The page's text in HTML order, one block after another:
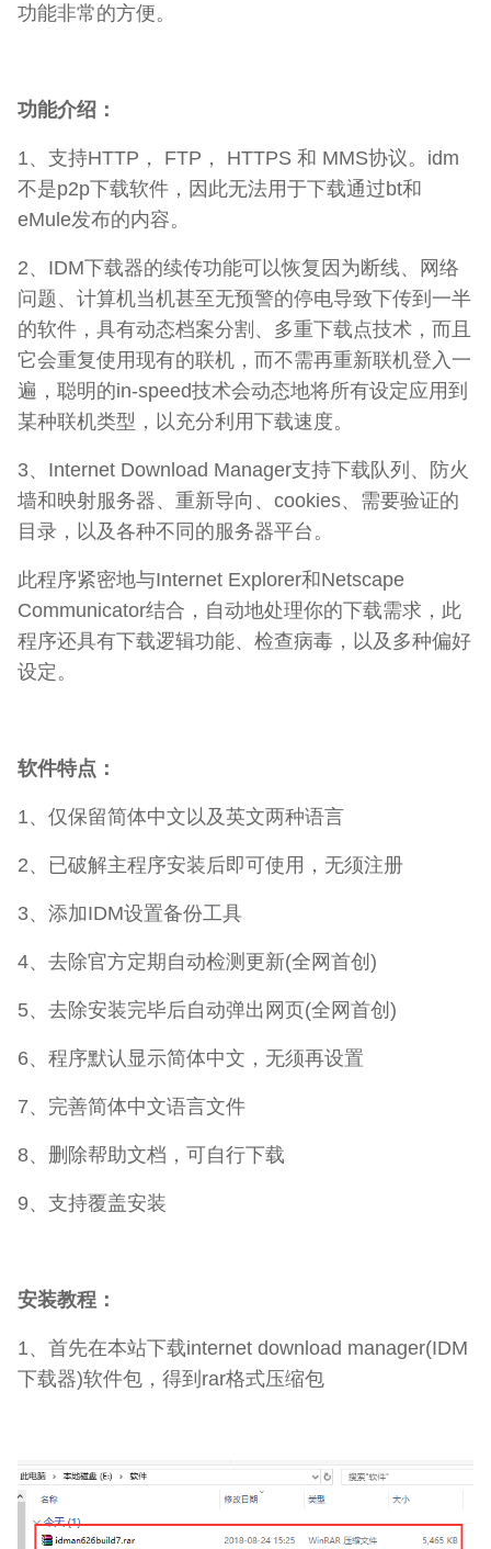
功能非常的方便。
功能介绍：
1、支持HTTP， FTP， HTTPS 和 MMS协议。idm
不是p2p下载软件，因此无法用于下载通过bt和
eMule发布的内容。
2、IDM下载器的续传功能可以恢复因为断线、网络
问题、计算机当机甚至无预警的停电导致下传到一半
的软件，具有动态档案分割、多重下载点技术，而且
它会重复使用现有的联机，而不需再重新联机登入一
遍，聪明的in-speed技术会动态地将所有设定应用到
某种联机类型，以充分利用下载速度。
3、Internet Download Manager支持下载队列、防火
墙和映射服务器、重新导向、cookies、需要验证的
目录，以及各种不同的服务器平台。
此程序紧密地与Internet Explorer和Netscape
Communicator结合，自动地处理你的下载需求，此
程序还具有下载逻辑功能、检查病毒，以及多种偏好
设定。
软件特点：
1、仅保留简体中文以及英文两种语言
2、已破解主程序安装后即可使用，无须注册
3、添加IDM设置备份工具
4、去除官方定期自动检测更新(全网首创)
5、去除安装完毕后自动弹出网页(全网首创)
6、程序默认显示简体中文，无须再设置
7、完善简体中文语言文件
8、删除帮助文档，可自行下载
9、支持覆盖安装
安装教程：
1、首先在本站下载internet download manager(IDM
下载器)软件包，得到rar格式压缩包